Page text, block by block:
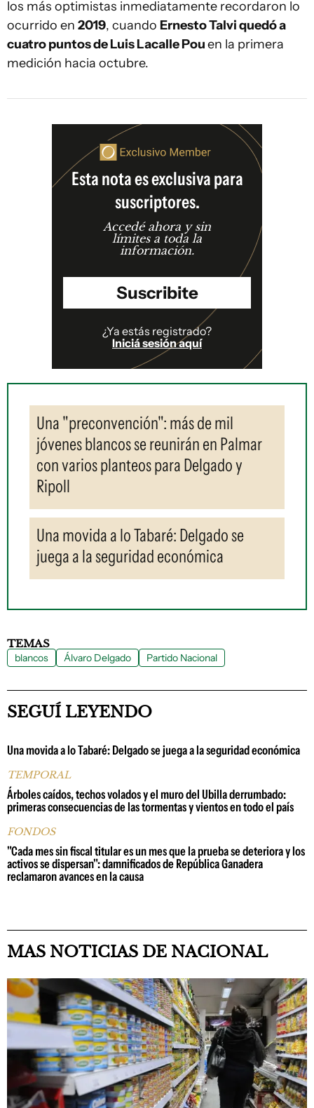
los más optimistas inmediatamente recordaron lo
ocurrido en 2019, cuando Ernesto Talvi quedó a
cuatro puntos de Luis Lacalle Pouen la primera
medición hacia octubre.
Esta nota es exclusiva para
suscriptores.
Accedé ahora y sin
límites a toda la
información.
Suscribite
¿Ya estás registrado?
Iniciá sesión aquí
Una "preconvención": más de mil
jóvenes blancos se reunirán en Palmar
con varios planteos para Delgado y
Ripoll
Una movida a lo Tabaré: Delgado se
juega a la seguridad económica
TEMAS
blancos Álvaro Delgado Partido Nacional
SEGUÍ LEYENDO
Una movida a lo Tabaré: Delgado se juega a la seguridad económica
TEMPORAL
Árboles caídos, techos volados y el muro del Ubilla derrumbado:
primeras consecuencias de las tormentas y vientos en todo el país
FONDOS
"Cada mes sin fiscal titular es un mes que la prueba se deteriora y los
activos se dispersan": damnificados de República Ganadera
reclamaron avances en la causa
MAS NOTICIAS DE NACIONAL